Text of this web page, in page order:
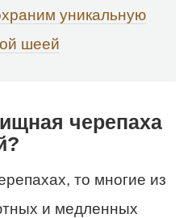
уникальную
шеей
черепаха
то многие из
и медленных